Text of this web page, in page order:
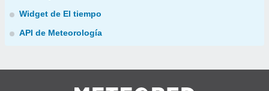
Widget de El tiempo
API de Meteorología